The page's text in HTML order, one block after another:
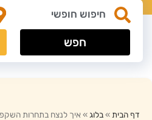
חפש
דף הבית »בלוג »איך לנצח בתחרות